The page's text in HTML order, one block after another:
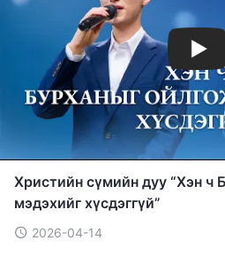
Христийн сүмийн дуу “Хэн ч
мэдэхийг хүсдэггүй”
2026-04-14